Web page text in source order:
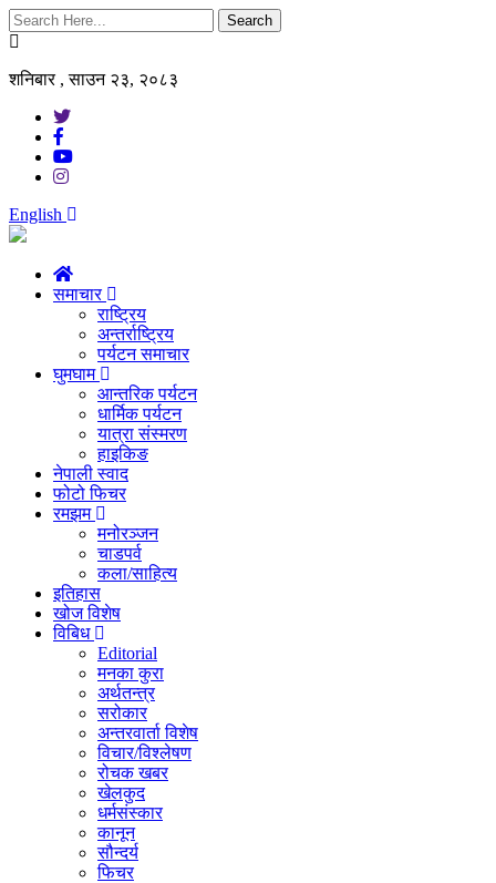
Search
शनिबार , साउन २३, २०८३
English
समाचार
राष्ट्रिय
अन्तर्राष्ट्रिय
पर्यटन समाचार
घुमघाम
आन्तरिक पर्यटन
धार्मिक पर्यटन
यात्रा संस्मरण
हाइकिङ
नेपाली स्वाद
फोटो फिचर
रमझम
मनोरञ्जन
चाडपर्व
कला/साहित्य
इतिहास
खोज विशेष
विबिध
Editorial
मनका कुरा
अर्थतन्त्र
सरोकार
अन्तरवार्ता विशेष
विचार/विश्लेषण
रोचक खबर
खेलकुद
धर्मसंस्कार
कानून
सौन्दर्य
फिचर